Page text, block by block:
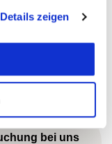
Details zeigen
Hagner
21 16 99-18
bei uns